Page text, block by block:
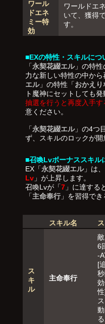
ワール
ドエネ
ミー特
効
ワールドエ
いて、獲得
す。
■EXの特性・スキルにつ
「永契花綴エル」の特性
力な新しい特性の中か
エル」の特性「おかえり
ト魔神にセットしても発
抽選を行うと再度入手
意ください。
「永契花綴エル」の4つ
ず、スキルのロックが開
■召喚Lvボーナススキル
EX「永契花綴エル」は
Lv」が上昇します。
召喚Lvが「7」に達する
「主命奉行」を習得でき
スキル名
ス
キ
ル
主命奉行
6
-
[
る